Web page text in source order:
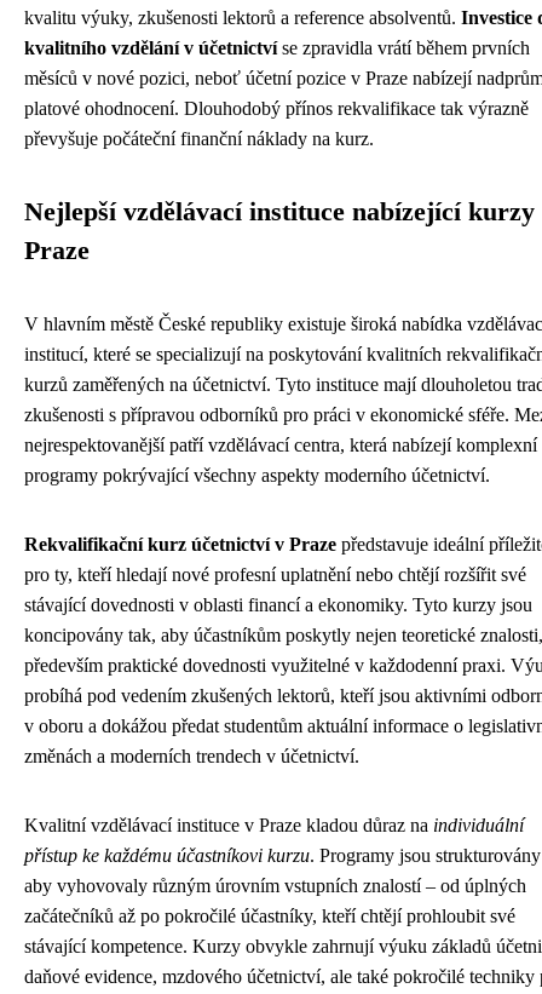
kvalitu výuky, zkušenosti lektorů a reference absolventů. Investice
kvalitního vzdělání v účetnictvíse zpravidla vrátí během prvních
měsíců v nové pozici, neboť účetní pozice v Praze nabízejí
platové ohodnocení. Dlouhodobý přínos rekvalifikace tak výrazně
převyšuje počáteční finanční náklady na kurz.
Nejlepší vzdělávací instituce nabízející kurzy
Praze
V hlavním městě České republiky existuje široká nabídka
institucí, které se specializují na poskytování kvalitních
kurzů zaměřených na účetnictví. Tyto instituce mají dlouholetou
zkušenosti s přípravou odborníků pro práci v ekonomické sféře.
nejrespektovanější patří vzdělávací centra, která nabízejí komplexní
programy pokrývající všechny aspekty moderního účetnictví.
Rekvalifikační kurz účetnictví v Praze představuje ideální
pro ty, kteří hledají nové profesní uplatnění nebo chtějí rozšířit své
stávající dovednosti v oblasti financí a ekonomiky. Tyto kurzy jsou
koncipovány tak, aby účastníkům poskytly nejen teoretické
především praktické dovednosti využitelné v každodenní praxi.
probíhá pod vedením zkušených lektorů, kteří jsou aktivními
v oboru a dokážou předat studentům aktuální informace o
změnách a moderních trendech v účetnictví.
Kvalitní vzdělávací instituce v Praze kladou důraz na individuální
přístup ke každému účastníkovi kurzu. Programy jsou
aby vyhovovaly různým úrovním vstupních znalostí – od úplných
začátečníků až po pokročilé účastníky, kteří chtějí prohloubit své
stávající kompetence. Kurzy obvykle zahrnují výuku základů
daňové evidence, mzdového účetnictví, ale také pokročilé techniky